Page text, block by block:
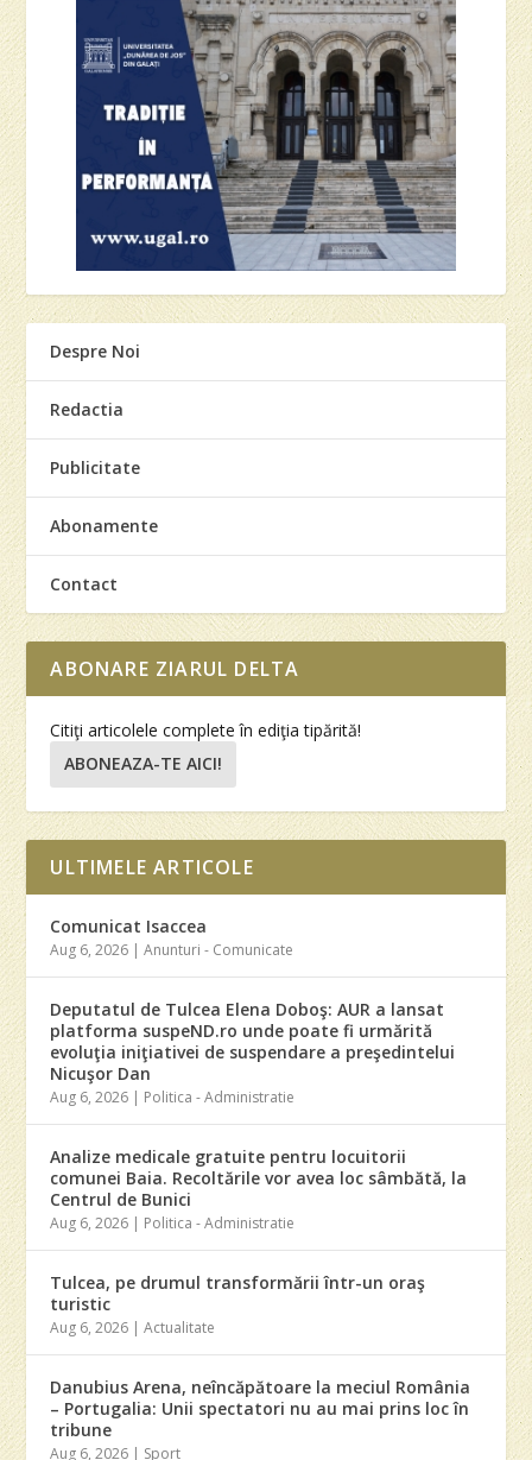
Despre Noi
Redactia
Publicitate
Abonamente
Contact
ABONARE ZIARUL DELTA
Citiţi articolele complete în ediţia tipărită!
ABONEAZA-TE AICI!
ULTIMELE ARTICOLE
Comunicat Isaccea
Aug 6, 2026 |Anunturi - Comunicate
Deputatul de Tulcea Elena Doboş: AUR a lansat
platforma suspeND.ro unde poate fi urmărită
evoluţia iniţiativei de suspendare a preşedintelui
Nicuşor Dan
Aug 6, 2026 | Politica - Administratie
Analize medicale gratuite pentru locuitorii
comunei Baia. Recoltările vor avea loc sâmbătă, la
Centrul de Bunici
Aug 6, 2026 | Politica - Administratie
Tulcea, pe drumul transformării într-un oraş
turistic
Aug 6, 2026 |Actualitate
Danubius Arena, neîncăpătoare la meciul România
– Portugalia: Unii spectatori nu au mai prins loc în
tribune
Aug 6, 2026 | Sport